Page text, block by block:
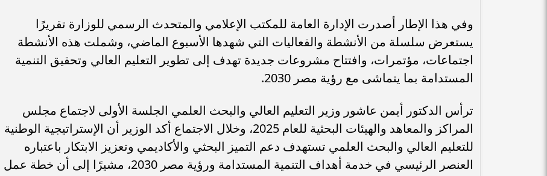
وفي هذا الإطار أصدرت الإدارة العامة للمكتب الإعلامي والمتحدث الرسمي للوزارة تقريرًا
يستعرض سلسلة من الأنشطة والفعاليات التي شهدها الأسبوع الماضي، وشملت هذه الأنشطة
اجتماعات، مؤتمرات، وافتتاح مشروعات جديدة تهدف إلى تطوير التعليم العالي وتحقيق التنمية
المستدامة بما يتماشى مع رؤية مصر 2030.
ترأس الدكتور أيمن عاشور وزير التعليم العالي والبحث العلمي الجلسة الأولى لاجتماع مجلس
المراكز والمعاهد والهيئات البحثية للعام 2025، وخلال الاجتماع أكد الوزير أن الإستراتيجية الوطنية
للتعليم العالي والبحث العلمي تستهدف دعم التميز البحثي والأكاديمي وتعزيز الابتكار باعتباره
العنصر الرئيسي في خدمة أهداف التنمية المستدامة ورؤية مصر 2030، مشيرًا إلى أن خطة عمل